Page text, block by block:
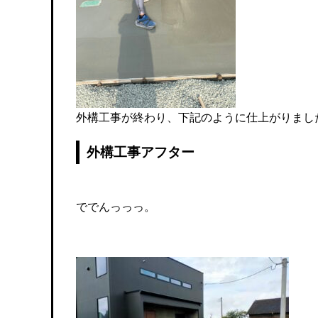
外構工事が終わり、下記のように仕上がりまし
外構工事アフター
ででんっっっ。